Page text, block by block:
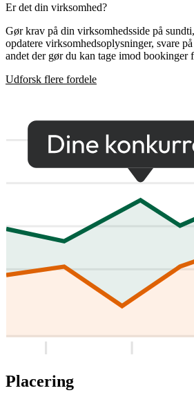
Er det din virksomhed?
Gør krav på din virksomhedsside på
opdatere virksomhedsoplysninger, svare
andet der gør du kan tage imod bookinger
Udforsk flere fordele
Placering